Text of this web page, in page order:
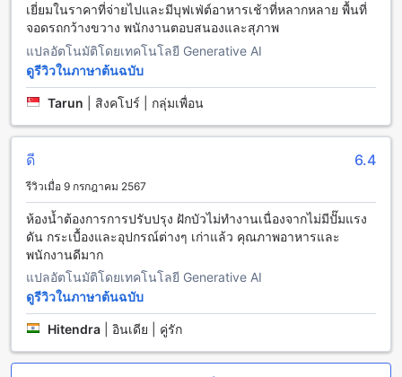
สะดวกสบายในห้องพักที่ครบครันและทันสมัย ห้องพักทุกห้องมีการ
ติดตั้งเครื่องปรับอากาศที่ช่วยให้คุณรู้สึกเย็นสบายในทุกช่วงเวลา
พร้อมทั้งมีโทรทัศน์ที่เชื่อมต่อกับระบบดาวเทียม/เคเบิล ทำให้คุณ
สามารถรับชมรายการโปรดได้ตลอดทั้งวัน นอกจากนี้ยังมีเครื่อง
ชงกาแฟ/ชา และน้ำดื่มบรรจุขวดฟรี ที่จะทำให้การพักผ่อนของ
คุณเต็มไปด้วยความสะดวกสบายยิ่งขึ้น
ห้องพักยังมีระเบียงหรือลานเฉลียงที่ให้คุณได้สัมผัสกับบรรยากาศ
ให้บริการเพื่อเพิ่มความสะดวกสบายในการพักผ่อนของคุณ
อย่างไรก็ตาม คุณยังสามารถอ่านหนังสือพิมพ์ประจำวันที่ทาง
นอกจากนี้ยังมีเครื่องเป่าผมและของใช้ในห้องน้ำที่มีคุณภาพ เพื่อ
ให้คุณรู้สึกสดชื่นและสะอาดอยู่เสมอ ห้องพักที่สเตอร์ลิง โลณวลา
จึงเป็นสถานที่ที่เหมาะสำหรับการพักผ่อนอย่างแท้จริง.
ประสบการณ์การรับประทานอาหารที่ สเตอร์ลิง โลณวลา
ที่ สเตอร์ลิง โลณวลา คุณจะได้สัมผัสกับประสบการณ์การรับ
ประทานอาหารที่หลากหลายและน่าตื่นเต้น โดยเฉพาะร้าน
อาหารภายในโรงแรมที่มีเมนูที่คัดสรรมาอย่างดี ทั้งอาหารท้องถิ่น
เยี่ยมในราคาที่จ่ายไปและมีบุฟเฟ่ต์อาหารเช้าที่หลากหลาย พื้นที่
จอดรถกว้างขวาง พนักงานตอบสนองและสุภาพ
แปลอัตโนมัติโดยเทคโนโลยี Generative AI
ดูรีวิวในภาษาต้นฉบับ
Tarun สิงคโปร์ | กลุ่มเพื่อน
ดี 6.4
รีวิวเมื่อ 9 กรกฎาคม 2567
ห้องน้ำต้องการการปรับปรุง ฝักบัวไม่ทำงานเนื่องจากไม่มีปั๊มแรง
ดัน กระเบื้องและอุปกรณ์ต่างๆ เก่าแล้ว คุณภาพอาหารและ
พนักงานดีมาก
แปลอัตโนมัติโดยเทคโนโลยี Generative AI
ดูรีวิวในภาษาต้นฉบับ
Hitendra อินเดีย | คู่รัก